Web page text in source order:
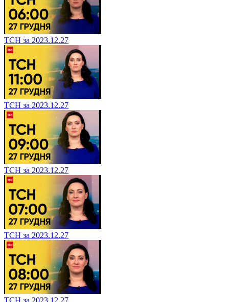
ТСН за 2023.12.27
ТСН за 2023.12.27
ТСН за 2023.12.27
ТСН за 2023.12.27
ТСН за 2023.12.27